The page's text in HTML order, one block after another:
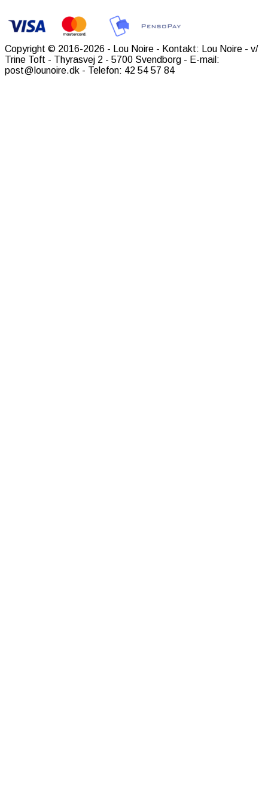
Copyright © 2016-2026 - Lou Noire - Kontakt: Lou Noire - v/
Trine Toft - Thyrasvej 2 - 5700 Svendborg - E-mail:
post@lounoire.dk - Telefon: 42 54 57 84